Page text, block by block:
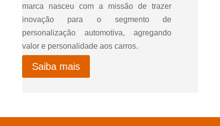
marca nasceu com a missão de trazer
inovação para o segmento de
personalização automotiva, agregando
valor e personalidade aos carros.
Saiba mais